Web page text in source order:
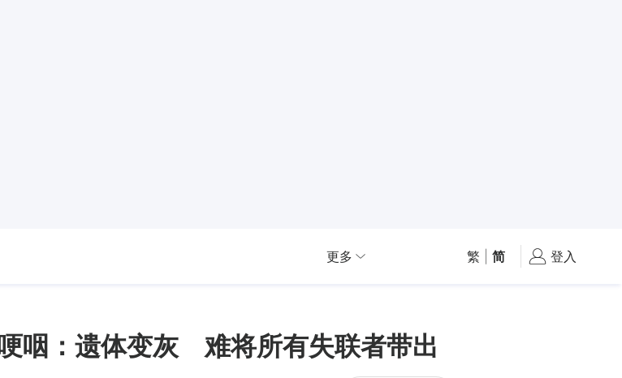
更多 繁 简 登入
咽：遗体变灰 难将所有失联者带出